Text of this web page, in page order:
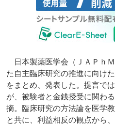
日本製薬医学会（ＪＡＰｈ
た自主臨床研究の推進に向け
をまとめ、発表した。提言で
が、被験者と金銭授受に関わ
摘。臨床研究の方法論を医学
と共に、利益相反の観点から